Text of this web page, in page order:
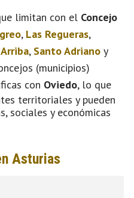
limitan con el Concejo
, Las Regueras,
, Santo Adriano y
(municipios)
con Oviedo, lo que
territoriales y pueden
sociales y económicas